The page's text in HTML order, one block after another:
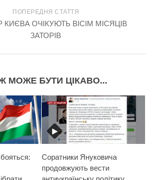
ПОПЕРЕДНЯ СТАТТЯ
КИЄВА ОЧІКУЮТЬ ВІСІМ МІСЯЦІВ
ЗАТОРІВ
МОЖЕ БУТИ ЦІКАВО...
Соратники Януковича
продовжують вести